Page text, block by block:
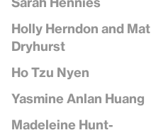
Holly Herndon and Mat
Dryhurst
Ho Tzu Nyen
Yasmine Anlan Huang
Madeleine Hunt-